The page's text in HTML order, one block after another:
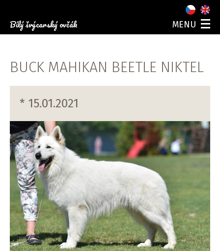
Bílý švýcarský ovčák MENU
ŠTĚŇATA
BUCK MAHIKAN BEETLE NIKTEL
* 15.01.2021